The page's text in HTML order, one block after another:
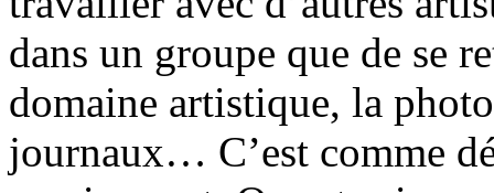
dans un groupe que de se
domaine artistique, la
journaux… C’est comme